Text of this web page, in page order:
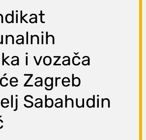
i vozača
Zagreb
Sabahudin